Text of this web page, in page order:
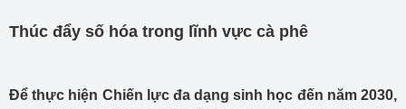
Thúc đẩy số hóa trong lĩnh vực cà phê
Để thực hiện Chiến lực đa dạng sinh học đến năm 2030,